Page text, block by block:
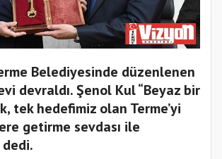
Belediyesinde düzenlenen
devraldı. Şenol Kul “Beyaz bir
tek hedefimiz olan Terme’yi
getirme sevdası ile
dedi.